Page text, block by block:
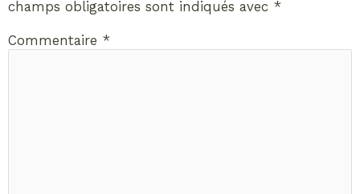
champs obligatoires sont indiqués avec *
Commentaire *